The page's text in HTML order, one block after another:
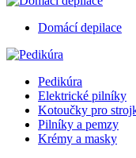
Domácí depilace
Pedikúra
Elektrické pilníky
Kotoučky pro
Pilníky a pemzy
Krémy a masky